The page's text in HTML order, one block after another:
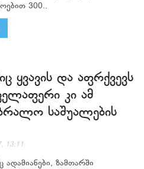
300..
ყვავის და აფრქვევს
კი ამ
საშუალების
13:11
ზამთარში